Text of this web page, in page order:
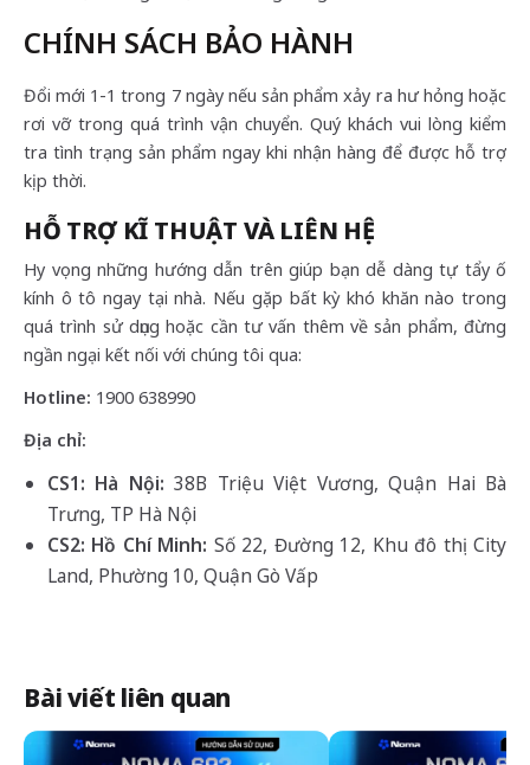
CHÍNH SÁCH BẢO HÀNH
Đổi mới 1-1 trong 7 ngày nếu sản phẩm xảy ra hư hỏng hoặc
rơi vỡ trong quá trình vận chuyển. Quý khách vui lòng kiểm
tra tình trạng sản phẩm ngay khi nhận hàng để được hỗ trợ
kịp thời.
HỖ TRỢ KĨ THUẬT VÀ LIÊN HỆ
Hy vọng những hướng dẫn trên giúp bạn dễ dàng tự tẩy ố
kính ô tô ngay tại nhà. Nếu gặp bất kỳ khó khăn nào trong
quá trình sử dụng hoặc cần tư vấn thêm về sản phẩm, đừng
ngần ngại kết nối với chúng tôi qua:
Hotline: 1900 638990
Địa chỉ:
CS1: Hà Nội: 38B Triệu Việt Vương, Quận Hai Bà
Trưng, TP Hà Nội
CS2: Hồ Chí Minh: Số 22, Đường 12, Khu đô thị City
Land, Phường 10, Quận Gò Vấp
Bài viết liên quan